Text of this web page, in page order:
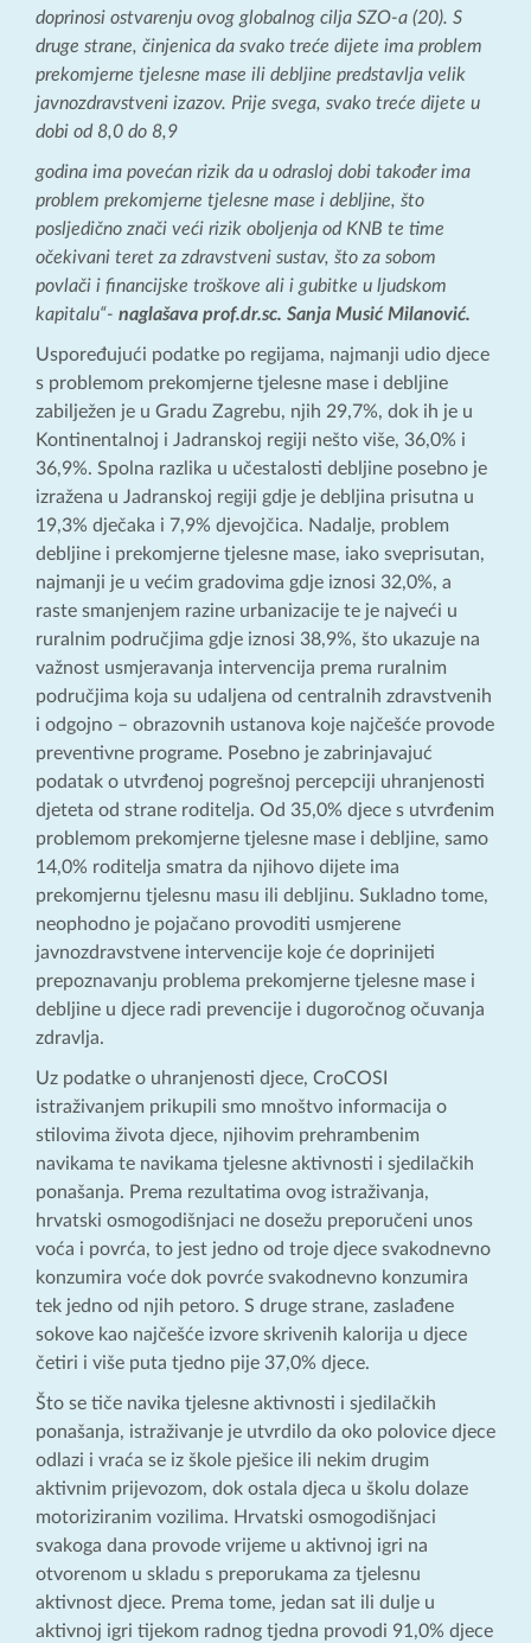
doprinosi ostvarenju ovog globalnog cilja SZO-a (20). S
druge strane, činjenica da svako treće dijete ima problem
prekomjerne tjelesne mase ili debljine predstavlja velik
javnozdravstveni izazov. Prije svega, svako treće dijete u
dobi od 8,0 do 8,9
godina ima povećan rizik da u odrasloj dobi također ima
problem prekomjerne tjelesne mase i debljine, što
posljedično znači veći rizik oboljenja od KNB te time
očekivani teret za zdravstveni sustav, što za sobom
povlači i financijske troškove ali i gubitke u ljudskom
kapitalu“- naglašava prof.dr.sc. Sanja Musić Milanović.
Uspoređujući podatke po regijama, najmanji udio djece
s problemom prekomjerne tjelesne mase i debljine
zabilježen je u Gradu Zagrebu, njih 29,7%, dok ih je u
Kontinentalnoj i Jadranskoj regiji nešto više, 36,0% i
36,9%. Spolna razlika u učestalosti debljine posebno je
izražena u Jadranskoj regiji gdje je debljina prisutna u
19,3% dječaka i 7,9% djevojčica. Nadalje, problem
debljine i prekomjerne tjelesne mase, iako sveprisutan,
najmanji je u većim gradovima gdje iznosi 32,0%, a
raste smanjenjem razine urbanizacije te je najveći u
ruralnim područjima gdje iznosi 38,9%, što ukazuje na
važnost usmjeravanja intervencija prema ruralnim
područjima koja su udaljena od centralnih zdravstvenih
i odgojno – obrazovnih ustanova koje najčešće provode
preventivne programe. Posebno je zabrinjavajuć
podatak o utvrđenoj pogrešnoj percepciji uhranjenosti
djeteta od strane roditelja. Od 35,0% djece s utvrđenim
problemom prekomjerne tjelesne mase i debljine, samo
14,0% roditelja smatra da njihovo dijete ima
prekomjernu tjelesnu masu ili debljinu. Sukladno tome,
neophodno je pojačano provoditi usmjerene
javnozdravstvene intervencije koje će doprinijeti
prepoznavanju problema prekomjerne tjelesne mase i
debljine u djece radi prevencije i dugoročnog očuvanja
zdravlja.
Uz podatke o uhranjenosti djece, CroCOSI
istraživanjem prikupili smo mnoštvo informacija o
stilovima života djece, njihovim prehrambenim
navikama te navikama tjelesne aktivnosti i sjedilačkih
ponašanja. Prema rezultatima ovog istraživanja,
hrvatski osmogodišnjaci ne dosežu preporučeni unos
voća i povrća, to jest jedno od troje djece svakodnevno
konzumira voće dok povrće svakodnevno konzumira
tek jedno od njih petoro. S druge strane, zaslađene
sokove kao najčešće izvore skrivenih kalorija u djece
četiri i više puta tjedno pije 37,0% djece.
Što se tiče navika tjelesne aktivnosti i sjedilačkih
ponašanja, istraživanje je utvrdilo da oko polovice djece
odlazi i vraća se iz škole pješice ili nekim drugim
aktivnim prijevozom, dok ostala djeca u školu dolaze
motoriziranim vozilima. Hrvatski osmogodišnjaci
svakoga dana provode vrijeme u aktivnoj igri na
otvorenom u skladu s preporukama za tjelesnu
aktivnost djece. Prema tome, jedan sat ili dulje u
aktivnoj igri tijekom radnog tjedna provodi 91,0% djece